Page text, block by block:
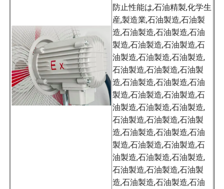
防止性能は,石油精製,化学生
産,製造業,石油製造,石油製
造,石油製造,石油製造,石油
製造,石油製造,石油製造,石
油製造,石油製造,石油製造,
石油製造,石油製造,石油製
造,石油製造,石油製造,石油
製造,石油製造,石油製造,石
油製造,石油製造,石油製造,
石油製造,石油製造,石油製
造,石油製造,石油製造,石油
製造,石油製造,石油製造,石
油製造,石油製造,石油製造,
石油製造,石油製造,石油製
造,石油製造,石油製造,石油